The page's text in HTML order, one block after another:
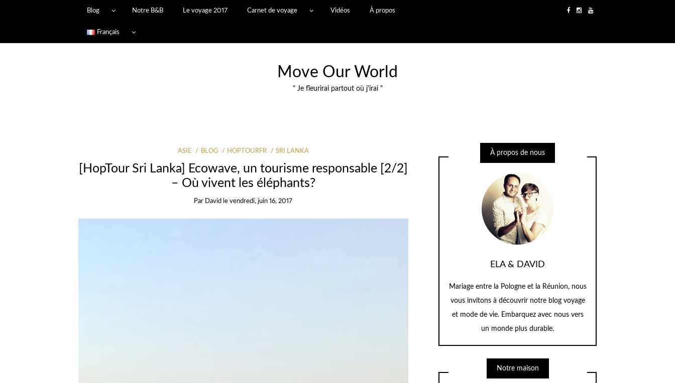
Blog Notre B&B Le voyage 2017 Carnet de voyage Vidéos À propos
Français
Move Our World
" Je fleurirai partout où j'irai "
ASIE BLOG HOPTOURFR SRI LANKA
[HopTour Sri Lanka] Ecowave, un tourisme responsable [2/2]
– Où vivent les éléphants?
Par David levendredi, juin 16, 2017
À propos de nous
ELA & DAVID
Mariage entre la Pologne et la Réunion, nous
vous invitons à découvrir notre blog voyage
et mode de vie. Embarquez avec nous vers
un monde plus durable.
Notre maison